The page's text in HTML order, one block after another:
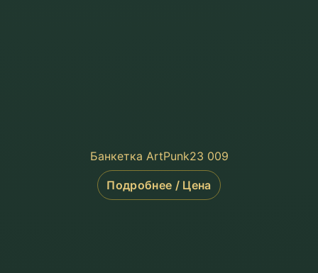
Банкетка ArtPunk23 009
Подробнее / Цена